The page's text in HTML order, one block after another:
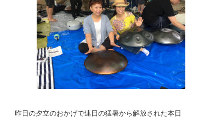
昨日の夕立のおかげで連日の猛暑から解放された本日